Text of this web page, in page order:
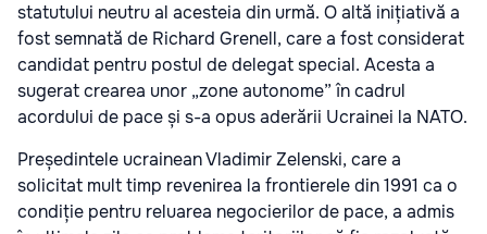
statutului neutru al acesteia din urmă. O altă inițiativă a
fost semnată de Richard Grenell, care a fost considerat
candidat pentru postul de delegat special. Acesta a
sugerat crearea unor „zone autonome” în cadrul
acordului de pace și s-a opus aderării Ucrainei la NATO.
Președintele ucrainean Vladimir Zelenski, care a
solicitat mult timp revenirea la frontierele din 1991 ca o
condiție pentru reluarea negocierilor de pace, a admis